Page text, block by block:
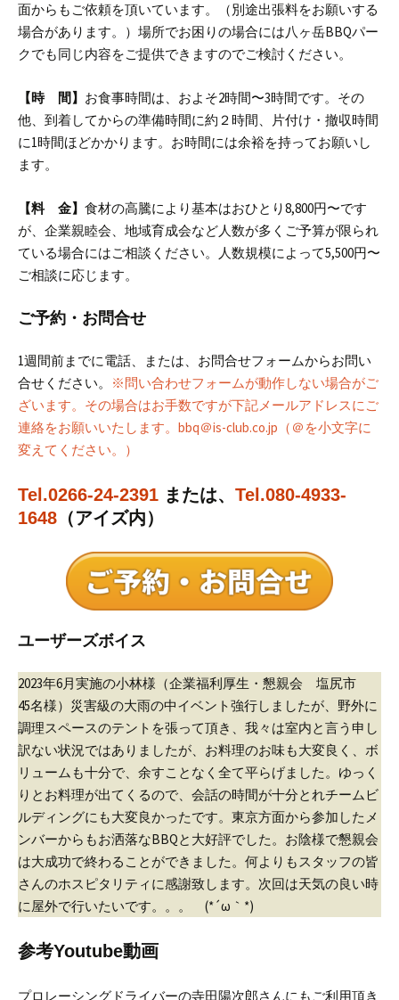
面からもご依頼を頂いています。（別途出張料をお願いする
場合があります。） 場所でお困りの場合には八ヶ岳BBQパー
クでも同じ内容をご提供できますのでご検討ください。
【時 間】 お食事時間は、およそ2時間〜3時間です。 その
他、到着してからの準備時間に約２時間、片付け・撤収時間
に1時間ほどかかります。 お時間には余裕を持ってお願いし
ます。
【料 金】 食材の高騰により基本はおひとり8,800円〜です
が、企業親睦会、地域育成会など人数が多くご予算が限られ
ている場合にはご相談ください。人数規模によって5,500円〜
ご相談に応じます。
ご予約・お問合せ
1週間前までに電話、または、お問合せフォームからお問い
合せください。
※問い合わせフォームが動作しない場合がご
ざいます。その場合はお手数ですが下記メールアドレスにご
連絡をお願いいたします。 bbq＠is-club.co.jp（＠を小文字に
変えてください。）
Tel.0266-24-2391 または、 Tel.080-4933-
1648 （アイズ内）
ユーザーズボイス
2023年6月実施の小林様（企業福利厚生・懇親会 塩尻市
45名様） 災害級の大雨の中イベント強行しましたが、野外に
調理スペースのテントを張って頂き、我々は室内と言う申し
訳ない状況ではありましたが、お料理のお味も大変良く、ボ
リュームも十分で、余すことなく全て平らげました。 ゆっく
りとお料理が出てくるので、会話の時間が十分とれチームビ
ルディングにも大変良かったです。 東京方面から参加したメ
ンバーからもお洒落なBBQと大好評でした。 お陰様で懇親会
は大成功で終わることができました。 何よりもスタッフの皆
さんのホスピタリティに感謝致します。 次回は天気の良い時
に屋外で行いたいです。。。 (*´ω｀*)
参考Youtube動画
プロレーシングドライバーの寺田陽次郎さんにもご利用頂き